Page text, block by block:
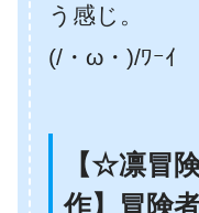
う感じ。
(/・ω・)/ﾜｰｲ
【☆凛冒
作】冒険